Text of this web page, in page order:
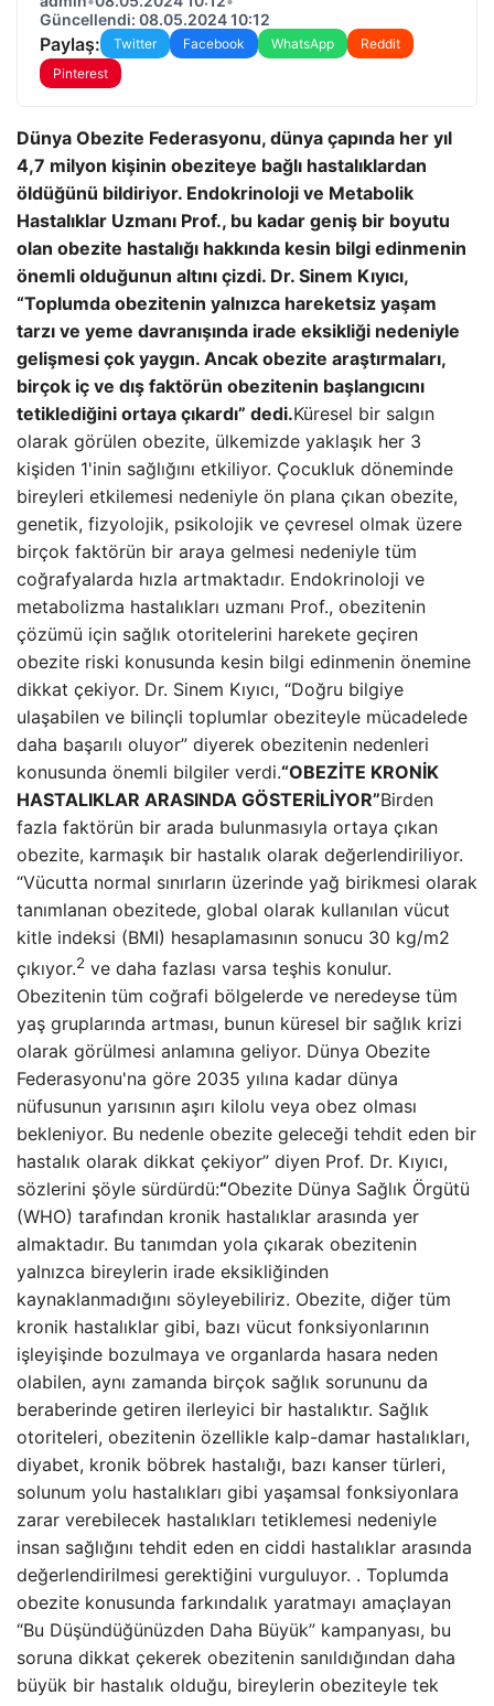
Güncellendi: 08.05.2024 10:12
Paylaş: Twitter Facebook WhatsApp
Reddit
Pinterest
Dünya Obezite Federasyonu, dünya çapında her yıl
4,7 milyon kişinin obeziteye bağlı hastalıklardan
öldüğünü bildiriyor. Endokrinoloji ve Metabolik
Hastalıklar Uzmanı Prof., bu kadar geniş bir boyutu
olan obezite hastalığı hakkında kesin bilgi edinmenin
önemli olduğunun altını çizdi. Dr. Sinem Kıyıcı,
“Toplumda obezitenin yalnızca hareketsiz yaşam
tarzı ve yeme davranışında irade eksikliği nedeniyle
gelişmesi çok yaygın. Ancak obezite araştırmaları,
birçok iç ve dış faktörün obezitenin başlangıcını
tetiklediğini ortaya çıkardı” dedi.Küresel bir salgın
olarak görülen obezite, ülkemizde yaklaşık her 3
kişiden 1'inin sağlığını etkiliyor. Çocukluk döneminde
bireyleri etkilemesi nedeniyle ön plana çıkan obezite,
genetik, fizyolojik, psikolojik ve çevresel olmak üzere
birçok faktörün bir araya gelmesi nedeniyle tüm
coğrafyalarda hızla artmaktadır. Endokrinoloji ve
metabolizma hastalıkları uzmanı Prof., obezitenin
çözümü için sağlık otoritelerini harekete geçiren
obezite riski konusunda kesin bilgi edinmenin önemine
dikkat çekiyor. Dr. Sinem Kıyıcı, “Doğru bilgiye
ulaşabilen ve bilinçli toplumlar obeziteyle mücadelede
daha başarılı oluyor” diyerek obezitenin nedenleri
konusunda önemli bilgiler verdi.“OBEZİTE KRONİK
HASTALIKLAR ARASINDA GÖSTERİLİYOR”Birden
fazla faktörün bir arada bulunmasıyla ortaya çıkan
obezite, karmaşık bir hastalık olarak değerlendiriliyor.
“Vücutta normal sınırların üzerinde yağ birikmesi olarak
tanımlanan obezitede, global olarak kullanılan vücut
kitle indeksi (BMI) hesaplamasının sonucu 30 kg/m2
çıkıyor.2 ve daha fazlası varsa teşhis konulur.
Obezitenin tüm coğrafi bölgelerde ve neredeyse tüm
yaş gruplarında artması, bunun küresel bir sağlık krizi
olarak görülmesi anlamına geliyor. Dünya Obezite
Federasyonu'na göre 2035 yılına kadar dünya
nüfusunun yarısının aşırı kilolu veya obez olması
bekleniyor. Bu nedenle obezite geleceği tehdit eden bir
hastalık olarak dikkat çekiyor” diyen Prof. Dr. Kıyıcı,
sözlerini şöyle sürdürdü:“Obezite Dünya Sağlık Örgütü
(WHO) tarafından kronik hastalıklar arasında yer
almaktadır. Bu tanımdan yola çıkarak obezitenin
yalnızca bireylerin irade eksikliğinden
kaynaklanmadığını söyleyebiliriz. Obezite, diğer tüm
kronik hastalıklar gibi, bazı vücut fonksiyonlarının
işleyişinde bozulmaya ve organlarda hasara neden
olabilen, aynı zamanda birçok sağlık sorununu da
beraberinde getiren ilerleyici bir hastalıktır. Sağlık
otoriteleri, obezitenin özellikle kalp-damar hastalıkları,
diyabet, kronik böbrek hastalığı, bazı kanser türleri,
solunum yolu hastalıkları gibi yaşamsal fonksiyonlara
zarar verebilecek hastalıkları tetiklemesi nedeniyle
insan sağlığını tehdit eden en ciddi hastalıklar arasında
değerlendirilmesi gerektiğini vurguluyor. . Toplumda
obezite konusunda farkındalık yaratmayı amaçlayan
“Bu Düşündüğünüzden Daha Büyük” kampanyası, bu
soruna dikkat çekerek obezitenin sanıldığından daha
büyük bir hastalık olduğu, bireylerin obeziteyle tek